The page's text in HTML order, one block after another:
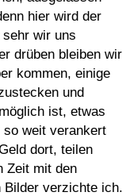
hier wird der
wir uns
drüben bleiben wir
kommen, einige
und
ist, etwas
so weit verankert
dort, teilen
Zeit mit den
Bilder verzichte ich.